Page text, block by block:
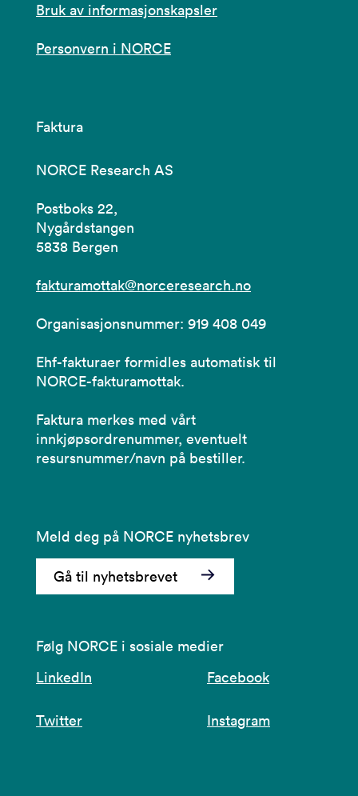
Bruk av informasjonskapsler
Personvern i NORCE
Faktura
NORCE Research AS
Postboks 22,
Nygårdstangen
5838 Bergen
fakturamottak@norceresearch.no
Organisasjonsnummer: 919 408 049
Ehf-fakturaer formidles automatisk til
NORCE-fakturamottak.
Faktura merkes med vårt
innkjøpsordrenummer, eventuelt
resursnummer/navn på bestiller.
Meld deg på NORCE nyhetsbrev
Gå til nyhetsbrevet
Følg NORCE i sosiale medier
LinkedIn
Facebook
Twitter Instagram